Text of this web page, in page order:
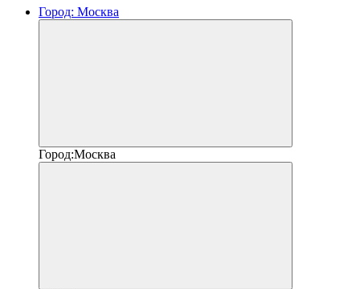
Город: Москва
Город:Москва